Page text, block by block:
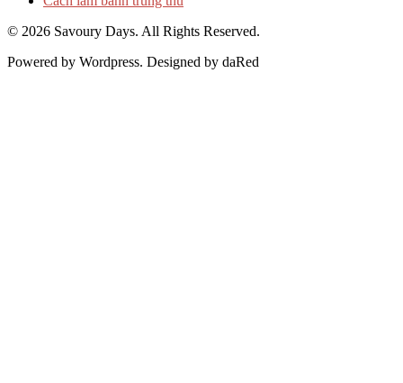
© 2026 Savoury Days. All Rights Reserved.
Powered by Wordpress. Designed by daRed